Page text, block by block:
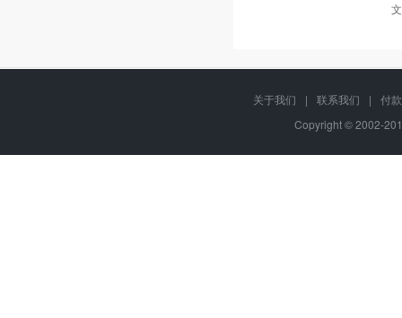
关于我们 | 联系我们 |
付
Copyright © 2002-